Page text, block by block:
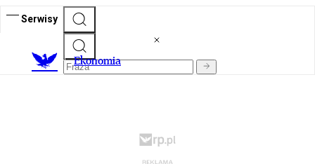
Serwisy
Ekonomia